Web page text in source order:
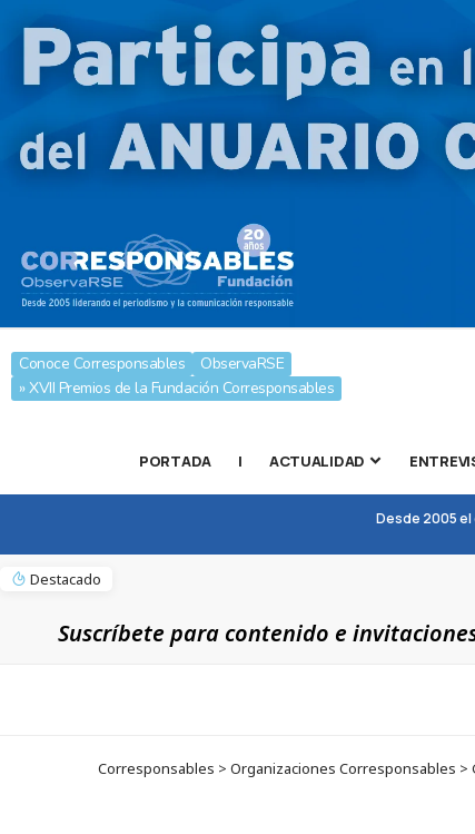
Conoce Corresponsables
ObservaRSE
» XVII Premios de la Fundación Corresponsables
PORTADA | ACTUALIDAD
Desde 2005 el
Destacado
Suscríbete para contenido e
Corresponsables > Organizaciones Corresponsables >